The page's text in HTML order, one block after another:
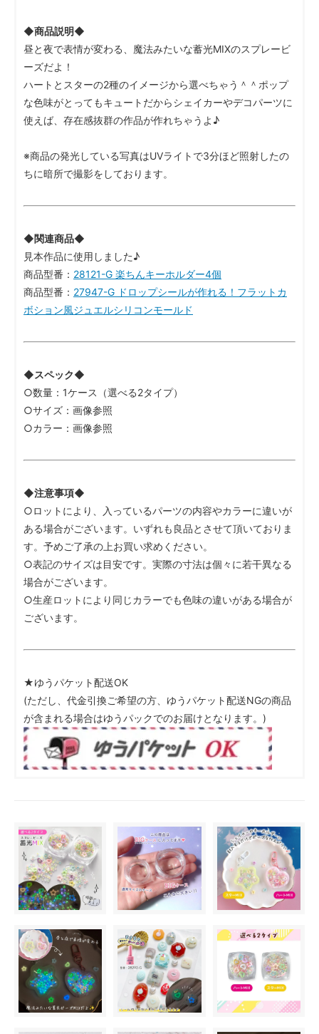
◆商品説明◆
昼と夜で表情が変わる、魔法みたいな蓄光MIXのスプレービ
ーズだよ！
ハートとスターの2種のイメージから選べちゃう＾＾ポップ
な色味がとってもキュートだからシェイカーやデコパーツに
使えば、存在感抜群の作品が作れちゃうよ♪
※商品の発光している写真はUVライトで3分ほど照射したの
ちに暗所で撮影をしております。
◆関連商品◆
見本作品に使用しました♪
商品型番： 28121-G 楽ちんキーホルダー4個
商品型番： 27947-G ドロップシールが作れる！フラットカ
ボション風ジュエルシリコンモールド
◆スペック◆
○数量：1ケース（選べる2タイプ）
○サイズ：画像参照
○カラー：画像参照
◆注意事項◆
○ロットにより、入っているパーツの内容やカラーに違いが
ある場合がございます。いずれも良品とさせて頂いておりま
す。予めご了承の上お買い求めください。
○表記のサイズは目安です。実際の寸法は個々に若干異なる
場合がございます。
○生産ロットにより同じカラーでも色味の違いがある場合が
ございます。
★ゆうパケット配送OK
(ただし、代金引換ご希望の方、ゆうパケット配送NGの商品
が含まれる場合はゆうパックでのお届けとなります。)